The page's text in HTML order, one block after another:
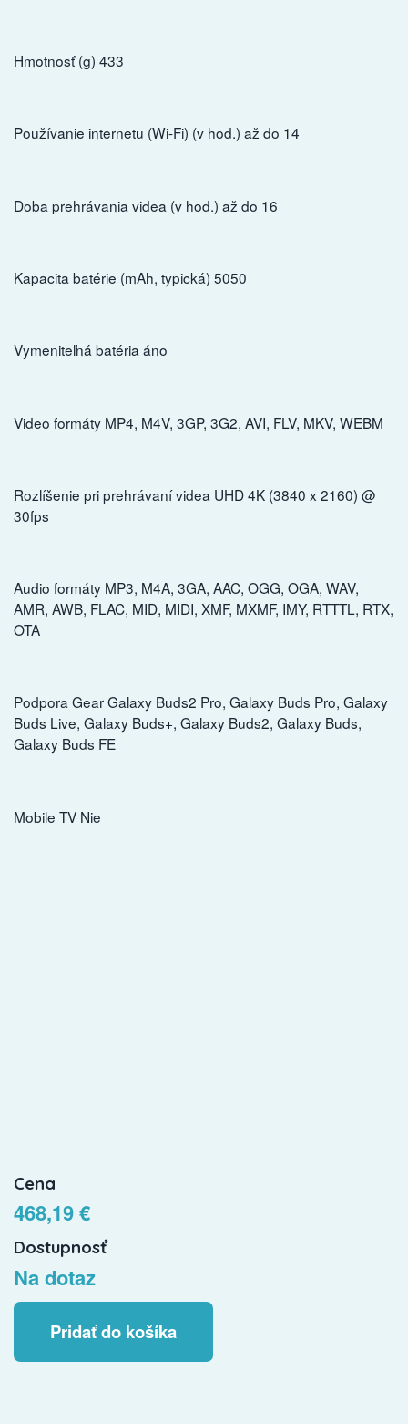
Hmotnosť (g) 433
Používanie internetu (Wi-Fi) (v hod.) až do 14
Doba prehrávania videa (v hod.) až do 16
Kapacita batérie (mAh, typická) 5050
Vymeniteľná batéria áno
Video formáty MP4, M4V, 3GP, 3G2, AVI, FLV, MKV, WEBM
Rozlíšenie pri prehrávaní videa UHD 4K (3840 x 2160) @
30fps
Audio formáty MP3, M4A, 3GA, AAC, OGG, OGA, WAV,
AMR, AWB, FLAC, MID, MIDI, XMF, MXMF, IMY, RTTTL, RTX,
OTA
Podpora Gear Galaxy Buds2 Pro, Galaxy Buds Pro, Galaxy
Buds Live, Galaxy Buds+, Galaxy Buds2, Galaxy Buds,
Galaxy Buds FE
Mobile TV Nie
Cena
468,19 €
Dostupnosť
Na dotaz
Pridať do košíka